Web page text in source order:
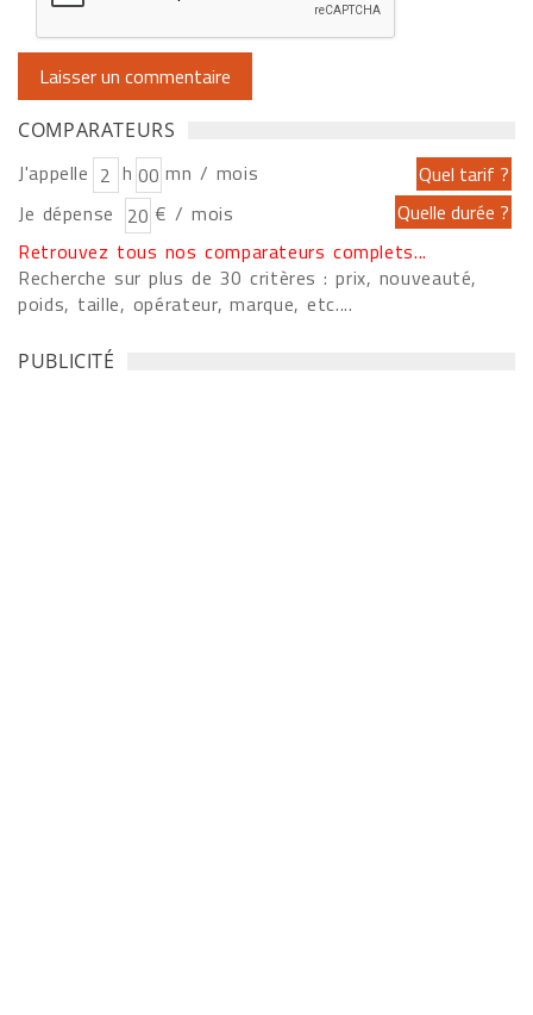
COMPARATEURS
J'appelle h
mn / mois
Je dépense
€ / mois
Retrouvez tous nos comparateurs complets...
Recherche sur plus de 30 critères : prix, nouveauté,
poids, taille, opérateur, marque, etc....
PUBLICITÉ